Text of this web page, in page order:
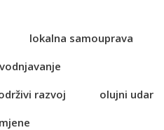
lokalna samouprava
razvoj
olujni udar